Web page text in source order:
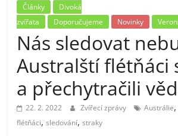
Články
Divoká
zvířata
Doporučujeme Novinky
Nás sledovat
Australští flétňáci
a přechytračili
22. 2. 2022 Zvířecí zprávy Austrálie
flétňáci,sledování,straky